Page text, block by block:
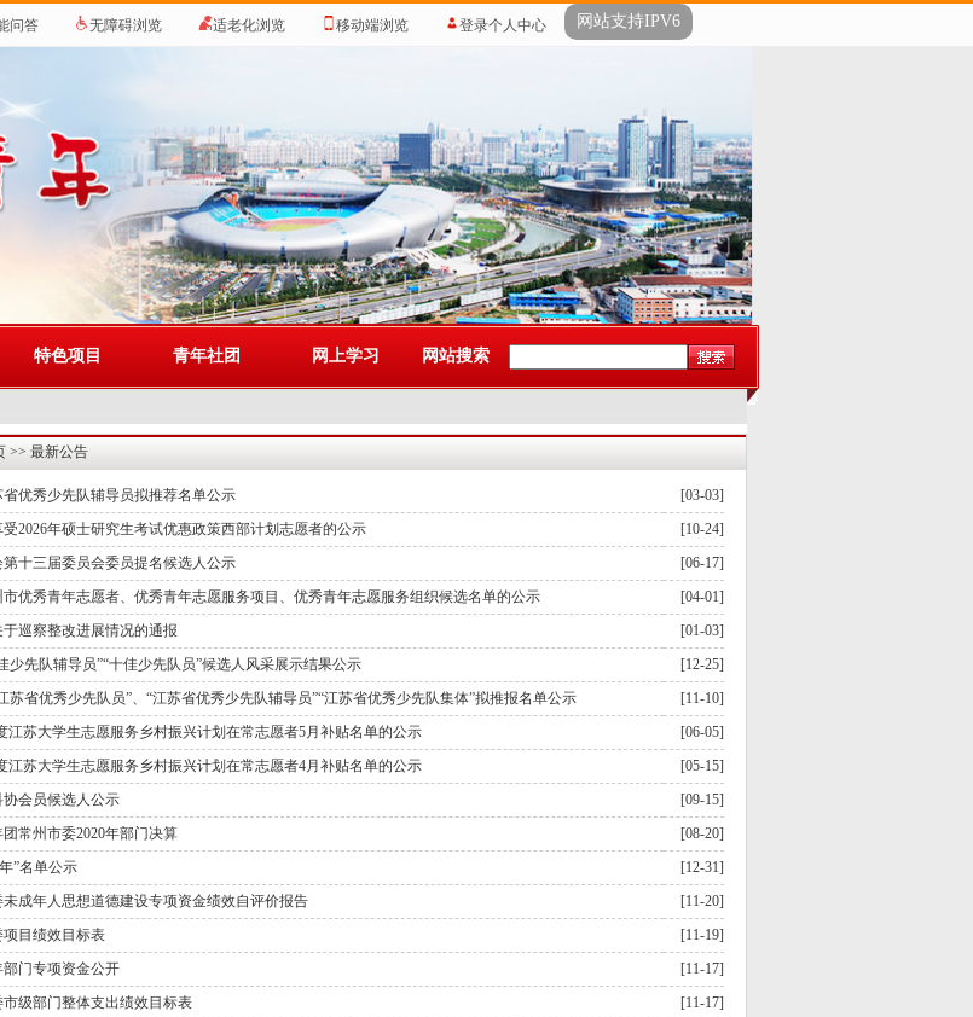
问答 无障碍浏览 适老化浏览 移动端浏览 登录个人中心 网站支持IPV6
特色项目 青年社团 网上学习 网站搜索
>> 最新公告
省优秀少先队辅导员拟推荐名单公示
[03-03]
2026年硕士研究生考试优惠政策西部计划志愿者的公示
[10-24]
十三届委员会委员提名候选人公示
[06-17]
市优秀青年志愿者、优秀青年志愿服务项目、优秀青年志愿服务组织候选名单的公示
[04-01]
巡察整改进展情况的通报
[01-03]
少先队辅导员”“十佳少先队员”候选人风采展示结果公示
[12-25]
苏省优秀少先队员”、“江苏省优秀少先队辅导员”“江苏省优秀少先队集体”拟推报名单公示
[11-10]
江苏大学生志愿服务乡村振兴计划在常志愿者5月补贴名单的公示
[06-05]
江苏大学生志愿服务乡村振兴计划在常志愿者4月补贴名单的公示
[05-15]
会员候选人公示
[09-15]
常州市委2020年部门决算
[08-20]
”名单公示
[12-31]
未成年人思想道德建设专项资金绩效自评价报告
[11-20]
项目绩效目标表
[11-19]
门专项资金公开
[11-17]
市级部门整体支出绩效目标表
[11-17]